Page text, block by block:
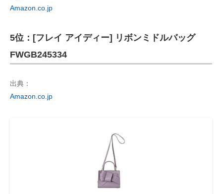
Amazon.co.jp
5位：[フレイ アイディー] リボンミドルバッグ
FWGB245334
出典：
Amazon.co.jp